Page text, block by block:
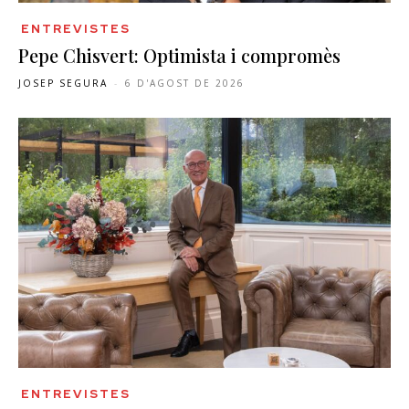
ENTREVISTES
Pepe Chisvert: Optimista i compromès
JOSEP SEGURA - 6 D'AGOST DE 2026
ENTREVISTES